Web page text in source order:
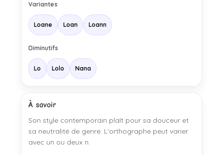
Variantes
Loane Loan Loann
Diminutifs
Lo Lolo Nana
À savoir
Son style contemporain plaît pour sa douceur et
sa neutralité de genre. L'orthographe peut varier
avec un ou deux n.